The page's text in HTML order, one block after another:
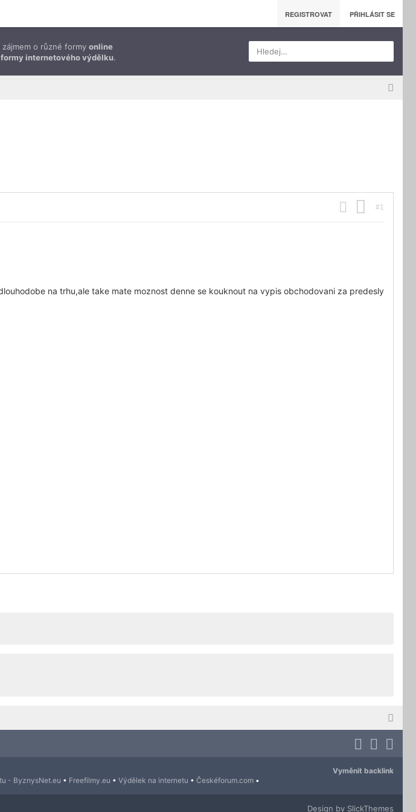
REGISTROVAT PŘIHLÁSIT SE
zájmem o různé formy online
internetového výdělku.
Hledej…
#1
na trhu,ale take mate moznost denne se kouknout na vypis obchodovani za predesly
Vyměnit backlink
- ByznysNet.eu • Freefilmy.eu • Výdělek na internetu • Českéforum.com •
Design by SlickThemes